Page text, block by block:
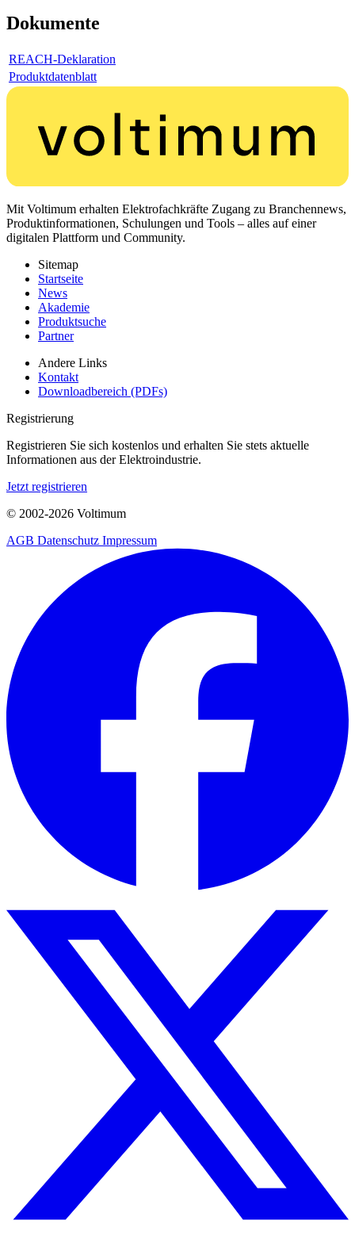
Dokumente
REACH-Deklaration
Produktdatenblatt
Mit Voltimum erhalten Elektrofachkräfte Zugang zu Branchennews,
Produktinformationen, Schulungen und Tools – alles auf einer
digitalen Plattform und Community.
Sitemap
Startseite
News
Akademie
Produktsuche
Partner
Andere Links
Kontakt
Downloadbereich (PDFs)
Registrierung
Registrieren Sie sich kostenlos und erhalten Sie stets aktuelle
Informationen aus der Elektroindustrie.
Jetzt registrieren
© 2002-2026 Voltimum
AGB Datenschutz Impressum